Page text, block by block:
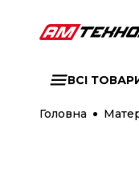
ВСІ
Головна